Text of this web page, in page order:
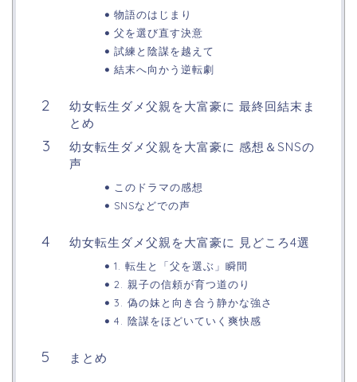
物語のはじまり
父を選び直す決意
試練と陰謀を越えて
結末へ向かう逆転劇
幼女転生ダメ父親を大富豪に 最終回結末ま
とめ
幼女転生ダメ父親を大富豪に 感想＆SNSの
声
このドラマの感想
SNSなどでの声
幼女転生ダメ父親を大富豪に 見どころ4選
1. 転生と「父を選ぶ」瞬間
2. 親子の信頼が育つ道のり
3. 偽の妹と向き合う静かな強さ
4. 陰謀をほどいていく爽快感
まとめ